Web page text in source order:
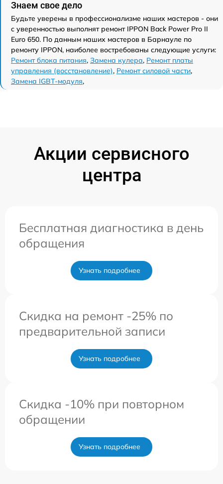
Знаем свое дело
Будьте уверены в профессионализме наших мастеров - они
с уверенностью выполнят ремонт IPPON Back Power Pro II
Euro 650. По данным наших мастеров в Барнауле по
ремонту IPPON, наиболее востребованы следующие услуги:
Ремонт блока питания, Замена кулера, Ремонт платы
управления (восстановление), Ремонт силовой части,
Замена IGBT-модуля,
Акции сервисного
центра
Бесплатная диагностика в день
обращения
Узнать подробнее
Скидка на ремонт -25% по
предварительной записи
Узнать подробнее
Скидка -10% при повторном
обращении
Узнать подробнее